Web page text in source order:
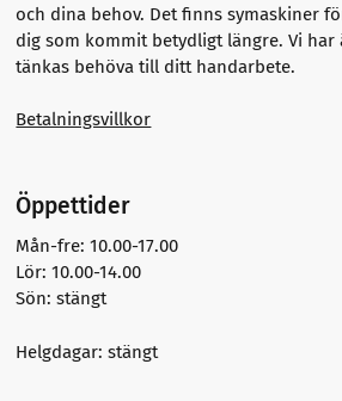
och dina behov. Det finns symaskiner
dig som kommit betydligt längre.Vi har
tänkas behöva till ditt handarbete.
Betalningsvillkor
Öppettider
Mån-fre: 10.00-17.00
Lör: 10.00-14.00
Sön: stängt
Helgdagar: stängt